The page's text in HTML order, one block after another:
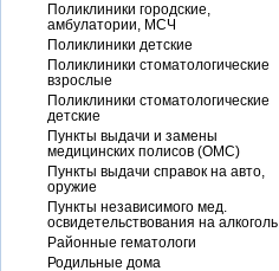
Поликлиники городские,
амбулатории, МСЧ
Поликлиники детские
Поликлиники стоматологические
взрослые
Поликлиники стоматологические
детские
Пункты выдачи и замены
медицинских полисов (ОМС)
Пункты выдачи справок на авто,
оружие
Пункты независимого мед.
освидетельствования на алкоголь
Районные гематологи
Родильные дома